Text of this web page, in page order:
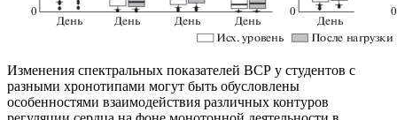
Изменения спектральных показателей ВСР у студентов с
разными хронотипами могут быть обусловлены
особенностями взаимодействия различных контуров